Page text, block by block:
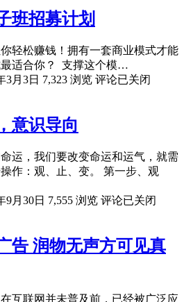
班招募计划
轻松赚钱！拥有一套商业模式才能
适合你？ 支撑这个模…
3月3日 7,323 浏览 评论已关闭
意识导向
运，我们要改变命运和运气，就需
作：观、止、变。 第一步、观
9月30日 7,555 浏览 评论已关闭
告 润物无声方可见真
互联网并未普及前，已经被广泛应